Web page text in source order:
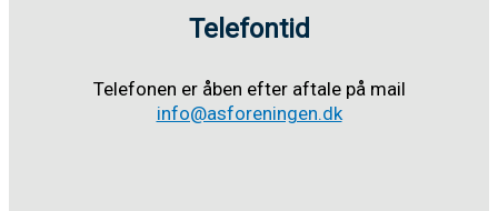
Telefontid
Telefonen er åben efter aftale på mail
info@asforeningen.dk